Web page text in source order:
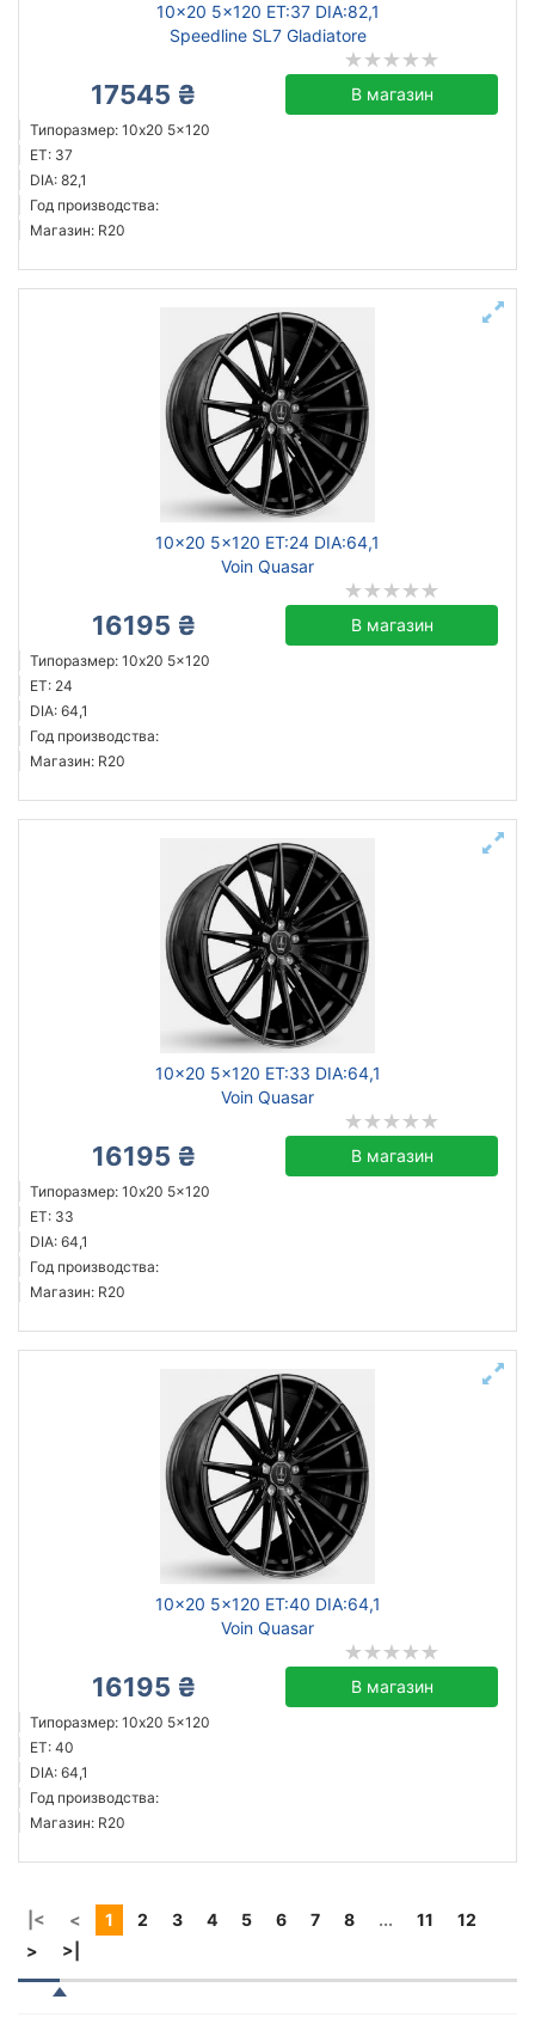
10x20 5x120 ET:37 DIA:82,1
Speedline SL7 Gladiatore
17545 ₴ В магазин
Типоразмер: 10x20 5x120
ET: 37
DIA: 82,1
Год производства:
Магазин: R20
10x20 5x120 ET:24 DIA:64,1
Voin Quasar
16195 ₴ В магазин
Типоразмер: 10x20 5x120
ET: 24
DIA: 64,1
Год производства:
Магазин: R20
10x20 5x120 ET:33 DIA:64,1
Voin Quasar
16195 ₴ В магазин
Типоразмер: 10x20 5x120
ET: 33
DIA: 64,1
Год производства:
Магазин: R20
10x20 5x120 ET:40 DIA:64,1
Voin Quasar
16195 ₴ В магазин
Типоразмер: 10x20 5x120
ET: 40
DIA: 64,1
Год производства:
Магазин: R20
|< < 1 2 3 4 5 6 7 8 ... 11
12
>
>|